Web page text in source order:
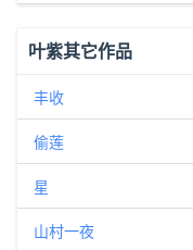
叶紫其它作品
丰收
偷莲
星
山村一夜